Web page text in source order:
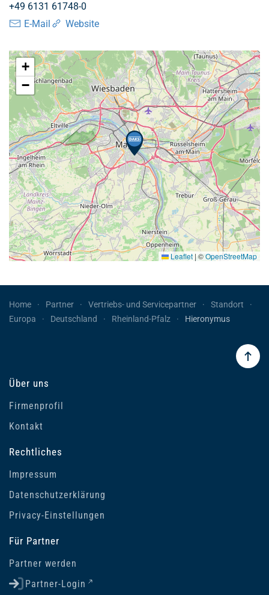
+49 6131 61748-0
E-Mail
Website
+
−
Leaflet |©OpenStreetMap
Home Partner Vertriebs- und Servicepartner
Standort
Europa
Deutschland Rheinland-Pfalz Hieronymus
Über uns
Firmenprofil
Kontakt
Rechtliches
Impressum
Datenschutzerklärung
Privacy-Einstellungen
Für Partner
Partner werden
Partner-Login